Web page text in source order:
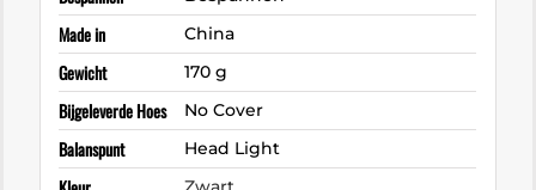
Made in China
Gewicht 170 g
Bijgeleverde Hoes No Cover
Balanspunt Head Light